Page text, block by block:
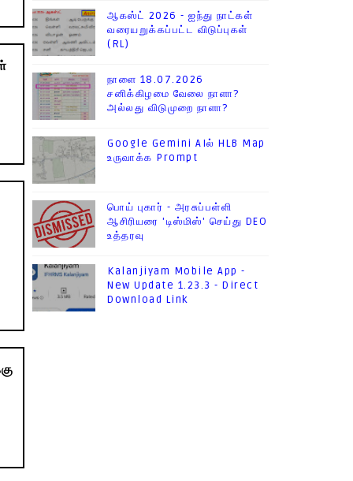
ஆகஸ்ட் 2026 - ஐந்து நாட்கள்
வரையறுக்கப்பட்ட விடுப்புகள்
(RL)
நாளை 18.07.2026
சனிக்கிழமை வேலை நாளா?
அல்லது விடுமுறை நாளா?
Google Gemini AIல் HLB Map
உருவாக்க Prompt
பொய் புகார் - அரசுப்பள்ளி
ஆசிரியரை 'டிஸ்மிஸ்' செய்து DEO
உத்தரவு
Kalanjiyam Mobile App -
New Update 1.23.3 - Direct
Download Link